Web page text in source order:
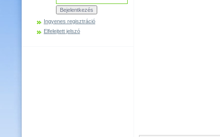
Ingyenes regisztráció
Elfelejtett jelszó